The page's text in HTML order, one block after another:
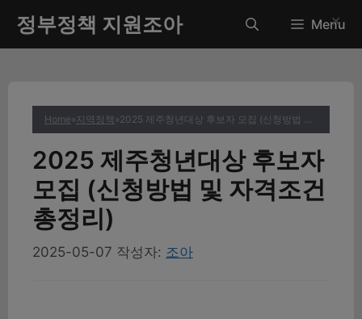
츠
정부정책 지원조아 Menu
Home»지역정책 » 2025 제주청년대상 후보자 모집 (신청방법 및 자격조건 총정리)
2025 제주청년대상 후보자
모집 (신청방법 및 자격조건
총정리)
2025-05-07 작성자: 조아
✕